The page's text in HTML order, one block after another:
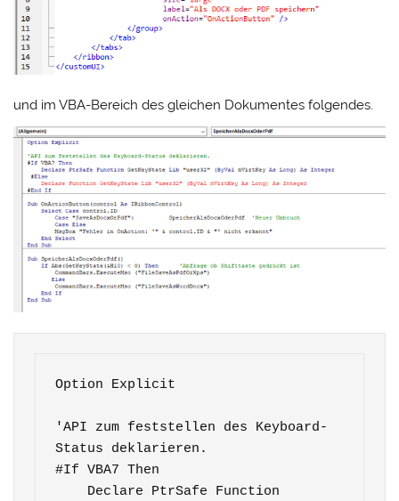
und im VBA-Bereich des gleichen Dokumentes folgendes.
Option Explicit
'API zum feststellen des Keyboard-
Status deklarieren.
#If VBA7 Then